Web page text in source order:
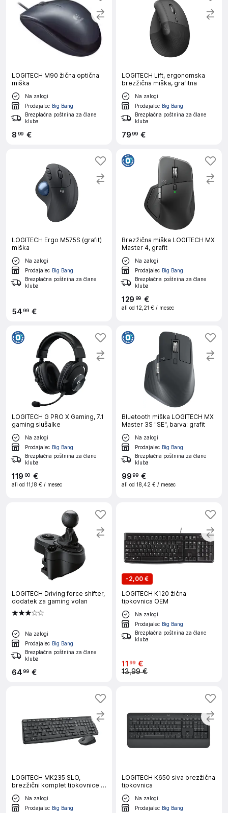
LOGITECH M90 žična optična
miška
Na zalogi
Prodajalec Big Bang
Brezplačna poštnina za člane
kluba
8 99 €
LOGITECH Lift, ergonomska
brezžična miška, grafitna
Na zalogi
Prodajalec Big Bang
Brezplačna poštnina za člane
kluba
7999 €
LOGITECH Ergo M575S (grafit)
miška
Na zalogi
Prodajalec Big Bang
Brezplačna poštnina za člane
kluba
5499 €
Brezžična miška LOGITECH MX
Master 4, grafit
Na zalogi
Prodajalec Big Bang
Brezplačna poštnina za člane
kluba
129 99 €
ali od 12,21 € / mesec
LOGITECH G PRO X Gaming, 7.1
gaming slušalke
Na zalogi
Prodajalec Big Bang
Brezplačna poštnina za člane
kluba
119 00 €
ali od 11,18 € / mesec
Bluetooth miška LOGITECH MX
Master 3S "SE", barva: grafit
Na zalogi
Prodajalec Big Bang
Brezplačna poštnina za člane
kluba
9999 €
ali od 18,42 € / mesec
LOGITECH Driving force shifter,
dodatek za gaming volan
Na zalogi
Prodajalec Big Bang
Brezplačna poštnina za člane
kluba
6499 €
-2,00 €
LOGITECH K120 žična
tipkovnica OEM
Na zalogi
Prodajalec Big Bang
Brezplačna poštnina za člane
kluba
11 99 €
13,99 €
LOGITECH MK235 SLO,
brezžični komplet tipkovnice in
miške
Na zalogi
Prodajalec Big Bang
LOGITECH K650 siva brezžična
tipkovnica
Na zalogi
Prodajalec Big Bang